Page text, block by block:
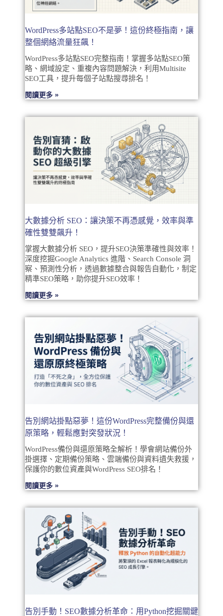
WordPress多站點SEO不是夢！這份終極指南，讓
整個網絡流量狂飆！
WordPress多站點SEO完整指南！掌握多站點SEO策
略、網域設定、重複內容問題解決，利用Multisite
SEO工具，提升每個子站點搜尋排名！
閱讀更多 »
大數據分析 SEO：讓決策不再憑感覺，效率與準
確性雙雙飆升！
掌握大數據分析 SEO，提升SEO決策準確性與效率！
深度挖掘Google Analytics 進階、Search Console 洞
察、預測性分析，透過數據整合與報告自動化，制定
精準SEO策略，助你提升SEO效率！
閱讀更多 »
告別網站掛點惡夢！這份WordPress完整備份與還
原策略，輕鬆應對突發狀況！
WordPress備份與還原策略全解析！學會網站備份外
掛選擇、定期備份策略、雲端備份與資料遺失救援，
保護你的數位資產與WordPress SEO排名！
閱讀更多 »
告別手動！SEO數據分析革命：用Python挖掘關鍵